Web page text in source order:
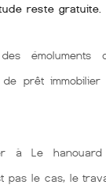
reste gratuite.
émoluments
prêt
à Le
pas le cas, le